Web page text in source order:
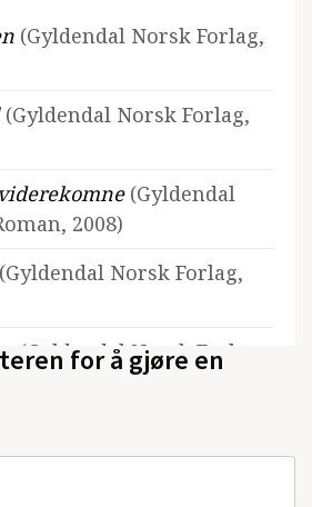
(Gyldendal Norsk Forlag,
(Gyldendal Norsk Forlag,
(Gyldendal
2008)
(Gyldendal Norsk Forlag,
(Gyldendal Norsk Forlag,
for å gjøre en